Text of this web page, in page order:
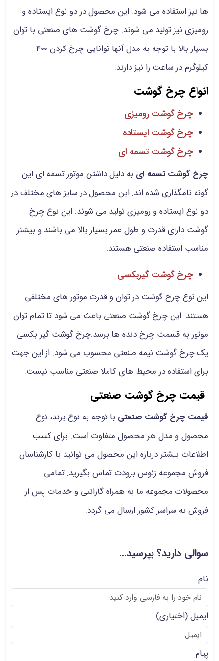
ها نیز استفاده می شود. این محصول در دو نوع ایستاده و
رومیزی نیز تولید می شوند. چرخ گوشت های صنعتی با توان
بسیار بالا با توجه به مدل آنها توانایی چرخ کردن 400
کیلوگرم در ساعت را نیز دارند.
انواع چرخ گوشت
چرخ گوشت رومیزی
چرخ گوشت ایستاده
چرخ گوشت تسمه ای
چرخ گوشت تسمه ای به دلیل داشتن موتور تسمه ای این
گونه نامگذاری شده اند. این محصول در سایز های مختلف در
دو نوع ایستاده و رومیزی تولید می شوند. این نوع چرخ
گوشت دارای قدرت و طول عمر بسیار بالا می باشند و بیشتر
مناسب استفاده صنعتی هستند.
چرخ گوشت گیربکسی
این نوع چرخ گوشت در توان و قدرت موتور های مختلفی
هستند. این چرخ گوشت صنعتی باعث می شود تا تمام توان
موتور به قسمت چرخ دنده ها برسد.چرخ گوشت گیر بکسی
یک چرخ گوشت نیمه صنعتی محسوب می شود. از این جهت
برای استفاده در محیط های کاملا صنعتی مناسب نیست.
قیمت چرخ گوشت صنعتی
قیمت چرخ گوشت صنعتی با توجه به نوع برند، نوع
محصول و مدل هر محصول متفاوت است. برای کسب
اطلاعات بیشتر درباره این محصول می توانید با کارشناسان
فروش مجموعه زئوس برودت تماس بگیرید. تمامی
محصولات مجموعه ما به همراه گارانتی و خدمات پس از
فروش به سراسر کشور ارسال می گردد.
سوالی دارید؟ بپرسید...
نام
ایمیل(اختیاری)
پیام